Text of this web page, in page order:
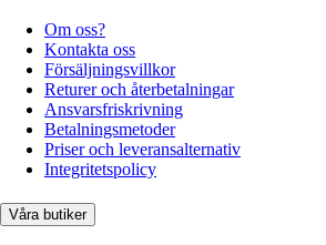
Om oss?
Kontakta oss
Försäljningsvillkor
Returer och återbetalningar
Ansvarsfriskrivning
Betalningsmetoder
Priser och leveransalternativ
Integritetspolicy
Våra butiker